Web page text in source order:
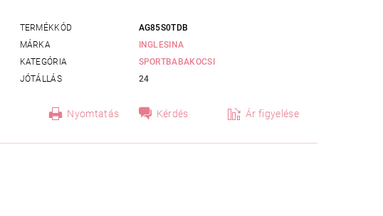
TERMÉKKÓD
AG85S0TDB
MÁRKA
INGLESINA
KATEGÓRIA
SPORTBABAKOCSI
JÓTÁLLÁS
24
Nyomtatás Kérdés Ár figyelése